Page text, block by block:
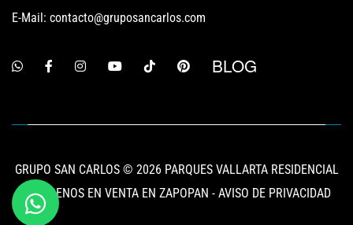
E-Mail: contacto@gruposancarlos.com
BLOG
GRUPO SAN CARLOS © 2026 PARQUES VALLARTA RESIDENCIAL
- TERRENOS EN VENTA EN ZAPOPAN - AVISO DE PRIVACIDAD